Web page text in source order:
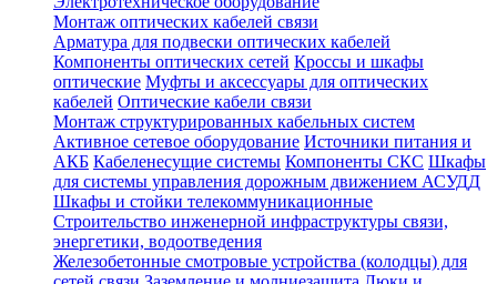
Монтаж оптических кабелей связи
Арматура для подвески оптических кабелей
Компоненты оптических сетей Кроссы и шкафы
оптические Муфты и аксессуары для оптических
кабелей Оптические кабели связи
Монтаж структурированных кабельных систем
Активное сетевое оборудование Источники питания и
АКБ Кабеленесущие системы Компоненты СКС Шкафы
для системы управления дорожным движением АСУДД
Шкафы и стойки телекоммуникационные
Строительство инженерной инфраструктуры связи,
энергетики, водоотведения
Железобетонные смотровые устройства (колодцы) для